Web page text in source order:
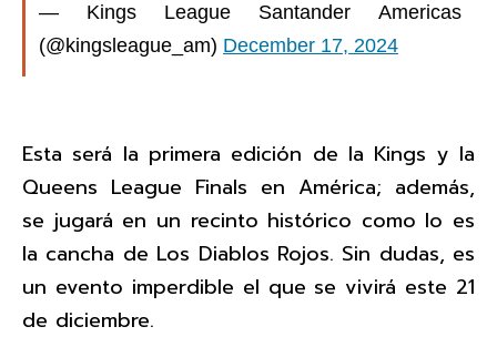
— Kings League Santander Americas
(@kingsleague_am) December 17, 2024
Esta será la primera edición de la Kings y la
Queens League Finals en América; además,
se jugará en un recinto histórico como lo es
la cancha de Los Diablos Rojos. Sin dudas, es
un evento imperdible el que se vivirá este 21
de diciembre.